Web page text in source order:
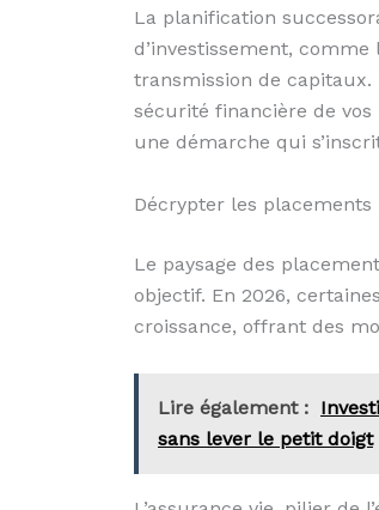
La planification
d’investissement,
transmission de
sécurité financière de
une démarche qui
Décrypter les
Le paysage des
objectif. En 2026,
croissance, offrant des
Lire également :
sans lever le petit doigt